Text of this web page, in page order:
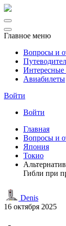
Главное меню
Вопросы и
Интересные
Авиабилеты
Войти
Войти
Главная
Вопросы и
Япония
Токио
Гибли при
Denis
16 октября 2025